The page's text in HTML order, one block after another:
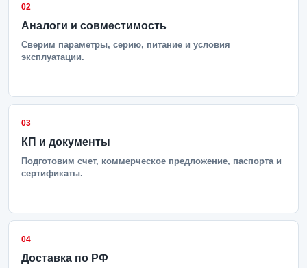
02
Аналоги и совместимость
Сверим параметры, серию, питание и условия
эксплуатации.
03
КП и документы
Подготовим счет, коммерческое предложение, паспорта и
сертификаты.
04
Доставка по РФ